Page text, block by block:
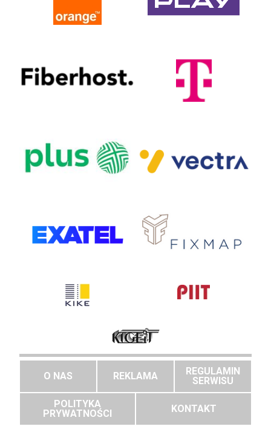
O NAS REKLAMA
REGULAMIN
SERWISU
POLITYKA
PRYWATNOŚCI
KONTAKT